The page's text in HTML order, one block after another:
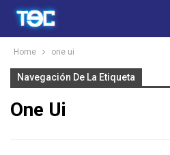
Home one ui
Navegación De La Etiqueta
One Ui